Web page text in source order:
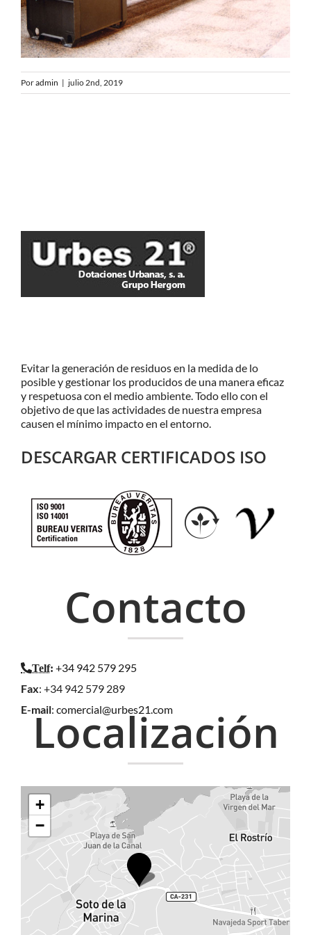
Poradmin | julio 2nd, 2019
Evitar la generación de residuos en la medida de lo
posible y gestionar los producidos de una manera eficaz
y respetuosa con el medio ambiente. Todo ello con el
objetivo de que las actividades de nuestra empresa
causen el mínimo impacto en el entorno.
DESCARGAR CERTIFICADOS ISO
Localización
+
−
Contacto
Telf: +34 942 579 295
Fax: +34 942 579 289
E-mail: comercial@urbes21.com